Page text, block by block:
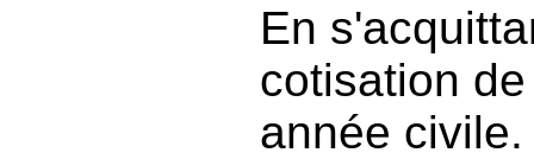
En
cotisation
année civile.